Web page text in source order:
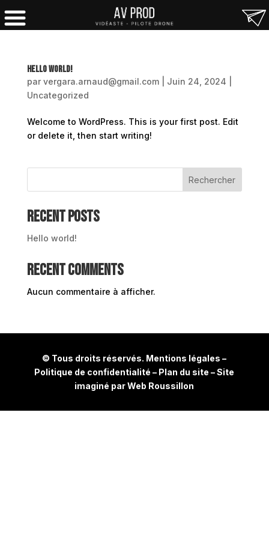
Hello world!
par vergara.arnaud@gmail.com| Juin 24, 2024
Uncategorized
Welcome to WordPress. This is your first post. Edit
or delete it, then start writing!
Rechercher
Recent Posts
Hello world!
Recent Comments
Aucun commentaire à afficher.
© Tous droits réservés. Mentions légales –
Politique de confidentialité – Plan du site – Site
imaginé parWeb Roussillon